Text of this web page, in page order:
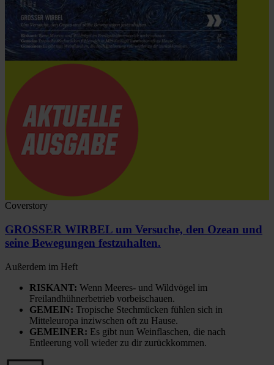
Coverstory
GROSSER WIRBEL um Versuche, den Ozean und
seine Bewegungen festzuhalten.
Außerdem im Heft
RISKANT: Wenn Meeres- und Wildvögel im
Freilandhühnerbetrieb vorbeischauen.
GEMEIN: Tropische Stechmücken fühlen sich in
Mitteleuropa inziwschen oft zu Hause.
GEMEINER: Es gibt nun Weinflaschen, die nach
Entleerung voll wieder zu dir zurückkommen.